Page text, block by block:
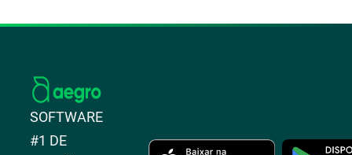
SOFTWARE
#1 DE